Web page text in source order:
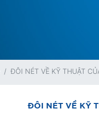
ĐÔI NÉT VỀ KỸ THUẬT
ĐÔI NÉT VỀ KỸ